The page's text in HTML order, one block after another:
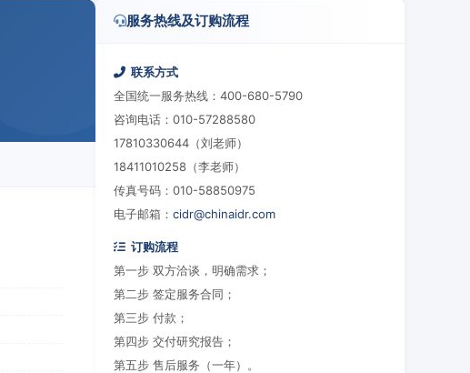
服务热线及订购流程
联系方式
全国统一服务热线：400-680-5790
咨询电话：010-57288580
17810330644（刘老师）
18411010258（李老师）
传真号码：010-58850975
电子邮箱： cidr@chinaidr.com
订购流程
第一步 双方洽谈，明确需求；
第二步 签定服务合同；
第三步 付款；
第四步 交付研究报告；
第五步 售后服务（一年）。